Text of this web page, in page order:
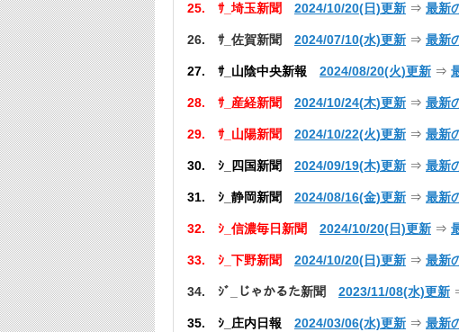
25. ｻ_埼玉新聞 2024/10/20(日)更新 ⇒ 最新
26. ｻ_佐賀新聞 2024/07/10(水)更新 ⇒ 最新
27. ｻ_山陰中央新報 2024/08/20(火)更新 ⇒
28. ｻ_産経新聞 2024/10/24(木)更新 ⇒ 最新
29. ｻ_山陽新聞 2024/10/22(火)更新 ⇒ 最新
30. ｼ_四国新聞 2024/09/19(木)更新 ⇒ 最新
31. ｼ_静岡新聞 2024/08/16(金)更新 ⇒ 最新
32. ｼ_信濃毎日新聞 2024/10/20(日)更新 ⇒
33. ｼ_下野新聞 2024/10/20(日)更新 ⇒ 最新
34. ｼﾞ_じゃかるた新聞 2023/11/08(水)更新
35. ｼ_庄内日報 2024/03/06(水)更新 ⇒ 最新